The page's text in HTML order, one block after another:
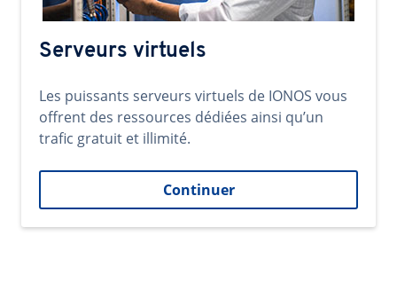
Serveurs virtuels
Les puissants serveurs virtuels de IONOS vous
offrent des ressources dédiées ainsi qu’un
trafic gratuit et illimité.
Continuer